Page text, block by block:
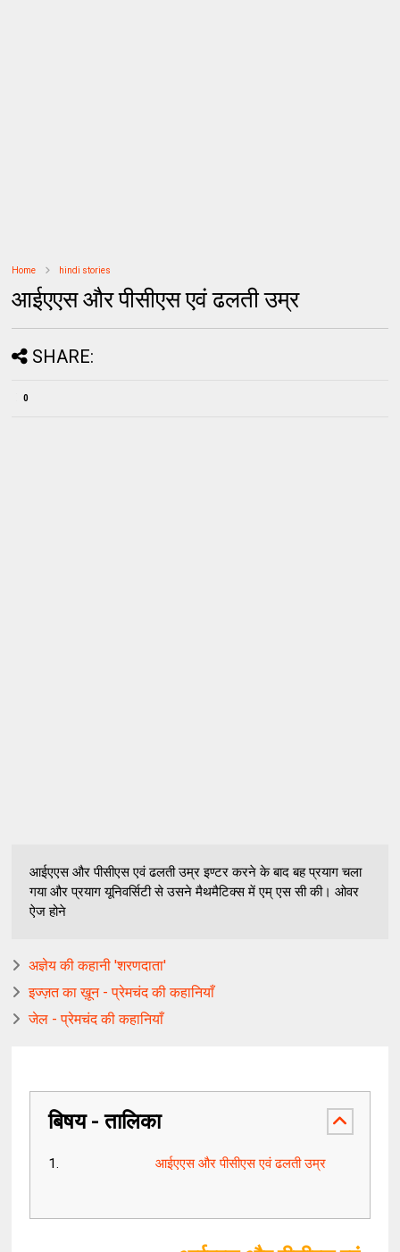
Home hindi stories
आईएएस और पीसीएस एवं ढलती उम्र
SHARE:
0
आईएएस और पीसीएस एवं ढलती उम्र इण्टर करने के बाद बह प्रयाग चला
गया और प्रयाग यूनिवर्सिटी से उसने मैथमैटिक्स में एम् एस सी की। ओवर
ऐज होने
अज्ञेय की कहानी 'शरणदाता'
इज्ज़त का ख़ून - प्रेमचंद की कहानियाँ
जेल - प्रेमचंद की कहानियाँ
बिषय - तालिका
आईएएस और पीसीएस एवं ढलती उम्र